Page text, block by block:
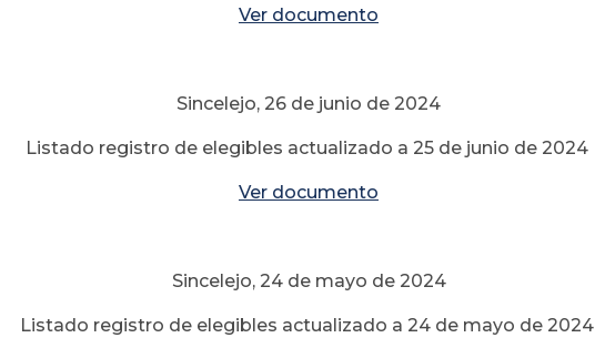
Ver documento
Sincelejo, 26 de junio de 2024
Listado registro de elegibles actualizado a 25 de junio de 2024
Ver documento
Sincelejo, 24 de mayo de 2024
Listado registro de elegibles actualizado a 24 de mayo de 2024